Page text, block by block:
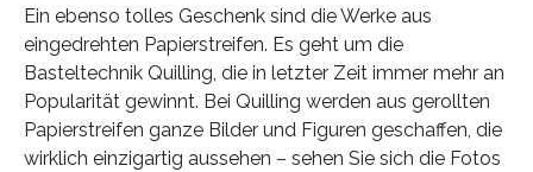
Ein ebenso tolles Geschenk sind die Werke aus
eingedrehten Papierstreifen. Es geht um die
Basteltechnik Quilling, die in letzter Zeit immer mehr an
Popularität gewinnt. Bei Quilling werden aus gerollten
Papierstreifen ganze Bilder und Figuren geschaffen, die
wirklich einzigartig aussehen – sehen Sie sich die Fotos